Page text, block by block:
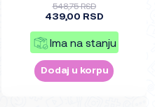
548,75 RSD
439,00 RSD
Ima na stanju
Dodaj u korpu